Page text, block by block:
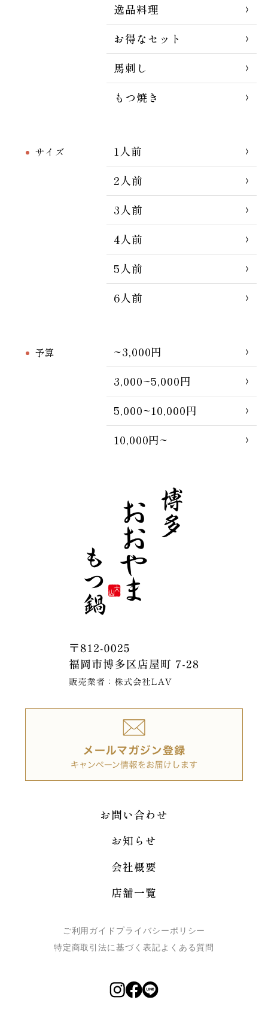
逸品料理
お得なセット
馬刺し
もつ焼き
サイズ
1人前
2人前
3人前
4人前
5人前
6人前
予算
~3,000円
3,000~5,000円
5,000~10,000円
10,000円~
お問い合わせ
お知らせ
会社概要
店舗一覧
ご利用ガイド プライバシーポリシー
特定商取引法に基づく表記よくある質問